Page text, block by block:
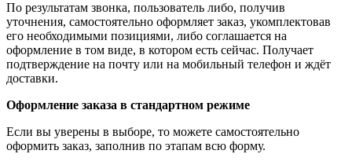
По результатам звонка, пользователь либо, получив
уточнения, самостоятельно оформляет заказ, укомплектовав
его необходимыми позициями, либо соглашается на
оформление в том виде, в котором есть сейчас. Получает
подтверждение на почту или на мобильный телефон и ждёт
доставки.
Оформление заказа в стандартном режиме
Если вы уверены в выборе, то можете самостоятельно
оформить заказ, заполнив по этапам всю форму.